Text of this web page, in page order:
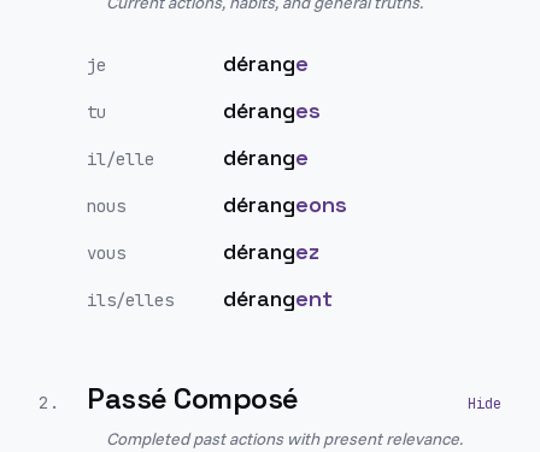
je dérange
tu déranges
il/elle dérange
nous dérangeons
vous dérangez
ils/elles dérangent
2 . Passé Composé
Completed past actions with present relevance.